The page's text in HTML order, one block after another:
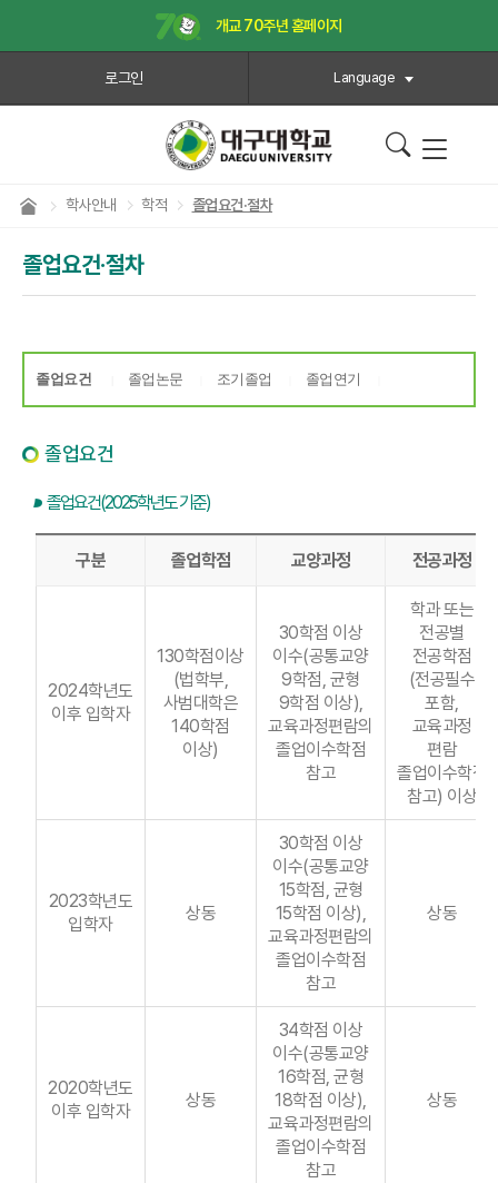
개교 70주년 홈페이지
로그인 Language
학사안내 학적 졸업요건·절차
졸업요건·절차
졸업요건 졸업논문 조기졸업 졸업연기
졸업요건
졸업요건(2025학년도 기준)
구분 졸업학점 교양과정 전공과정
2024학년도
이후 입학자
130학점이상
(법학부,
사범대학은
140학점
이상)
30학점 이상
이수(공통교양
9학점, 균형
9학점 이상),
교육과정편람의
졸업이수학점
참고
학과 또는
전공별
전공학점
(전공필수
포함,
교육과정
편람
졸업이수학점
참고) 이상
2023학년도
입학자
상동
30학점 이상
이수(공통교양
15학점, 균형
15학점 이상),
교육과정편람의
졸업이수학점
참고
상동
2020학년도
이후 입학자
상동
34학점 이상
이수(공통교양
16학점, 균형
18학점 이상),
교육과정편람의
졸업이수학점
참고
상동